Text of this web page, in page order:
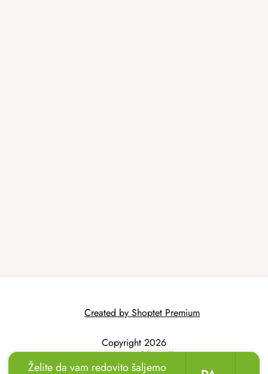
Created by Shoptet Premium
Copyright 2026
AtmoWood.hr. All
rights reserved.
Želite da vam redovito šaljemo